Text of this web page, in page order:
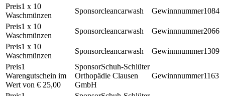
1 x 10
Waschmünzen
cleancarwash
1084
1 x 10
Waschmünzen
cleancarwash
2066
1 x 10
Waschmünzen
cleancarwash
1309
1
Warengutschein im
Wert von € 25,00
Schuh-Schlüter
Orthopädie Clausen
GmbH
1163